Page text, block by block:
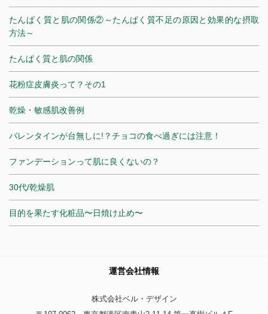
たんぱく質と肌の関係②～たんぱく質不足の原因と効果的な摂取
方法～
たんぱく質と肌の関係
花粉症皮膚炎って？その1
乾燥・敏感肌改善例
バレンタインが台無しに!？チョコの食べ過ぎには注意！
ファンデーションって肌に良くないの？
30代/乾燥肌
目的を果たす化粧品〜日焼け止め〜
運営会社情報
株式会社ベル・デザイン